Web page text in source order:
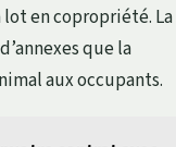
lot en copropriété. La
que la
aux occupants.